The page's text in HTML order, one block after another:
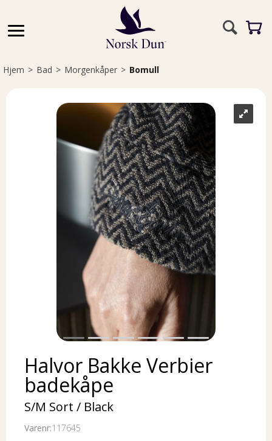
Hjem>Bad>Morgenkåper>Bomull
Halvor Bakke Verbier
badekåpe
S/M Sort / Black
Varenr:117645